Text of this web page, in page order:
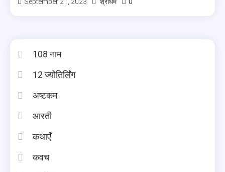
September 21, 2023 श्रीधर्म
108 नाम
12 ज्योतिर्लिंग
अष्टकम
आरती
कथाएँ
कवच